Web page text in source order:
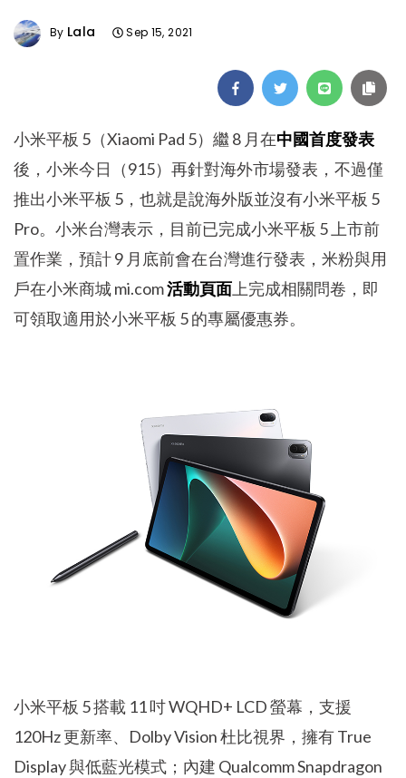
By Lala Sep 15, 2021
小米平板 5（Xiaomi Pad 5）繼 8 月在中國首度發表
後，小米今日（915）再針對海外市場發表，不過僅
推出小米平板 5，也就是說海外版並沒有小米平板 5
Pro。小米台灣表示，目前已完成小米平板 5 上市前
置作業，預計 9 月底前會在台灣進行發表，米粉與用
戶在小米商城 mi.com活動頁面 上完成相關問卷，即
可領取適用於小米平板 5 的專屬優惠券。
小米平板 5 搭載 11 吋 WQHD+ LCD 螢幕，支援
120Hz 更新率、Dolby Vision 杜比視界，擁有 True
Display 與低藍光模式；內建 Qualcomm Snapdragon